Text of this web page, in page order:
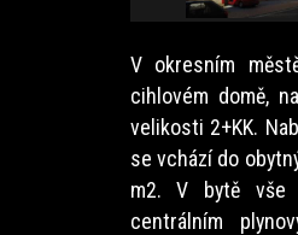
V okresním
cihlovém domě,
velikosti 2+KK.
se vchází do
m2. V bytě vše
centrálním